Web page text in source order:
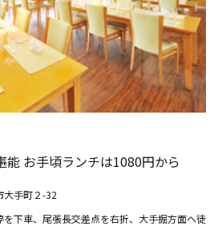
能 お手頃ランチは1080円から
大手町２-32
を下車、尾張長交差点を右折、大手掘方面へ徒